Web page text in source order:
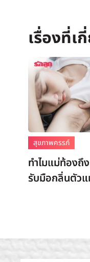
สุขภาพครรภ์
ทำไมแม่ท้องถึ
รับมือกลิ่นตัวแ